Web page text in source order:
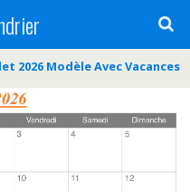
2026 Modèle Avec Vacances